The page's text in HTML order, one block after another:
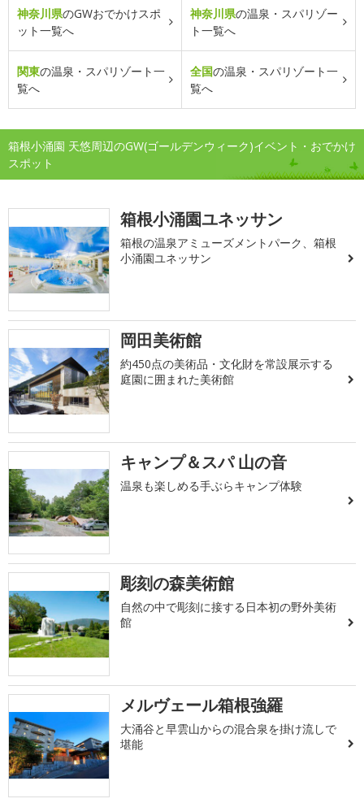
神奈川県のGWおでかけスポ
ット一覧へ
神奈川県の温泉・スパリゾー
ト一覧へ
関東の温泉・スパリゾート一
覧へ
全国の温泉・スパリゾート一
覧へ
箱根小涌園 天悠周辺のGW(ゴールデンウィーク)イベント・おでかけ
スポット
箱根小涌園ユネッサン
箱根の温泉アミューズメントパーク、箱根
小涌園ユネッサン
岡田美術館
約450点の美術品・文化財を常設展示する
庭園に囲まれた美術館
キャンプ＆スパ 山の音
温泉も楽しめる手ぶらキャンプ体験
彫刻の森美術館
自然の中で彫刻に接する日本初の野外美術
館
メルヴェール箱根強羅
大涌谷と早雲山からの混合泉を掛け流しで
堪能